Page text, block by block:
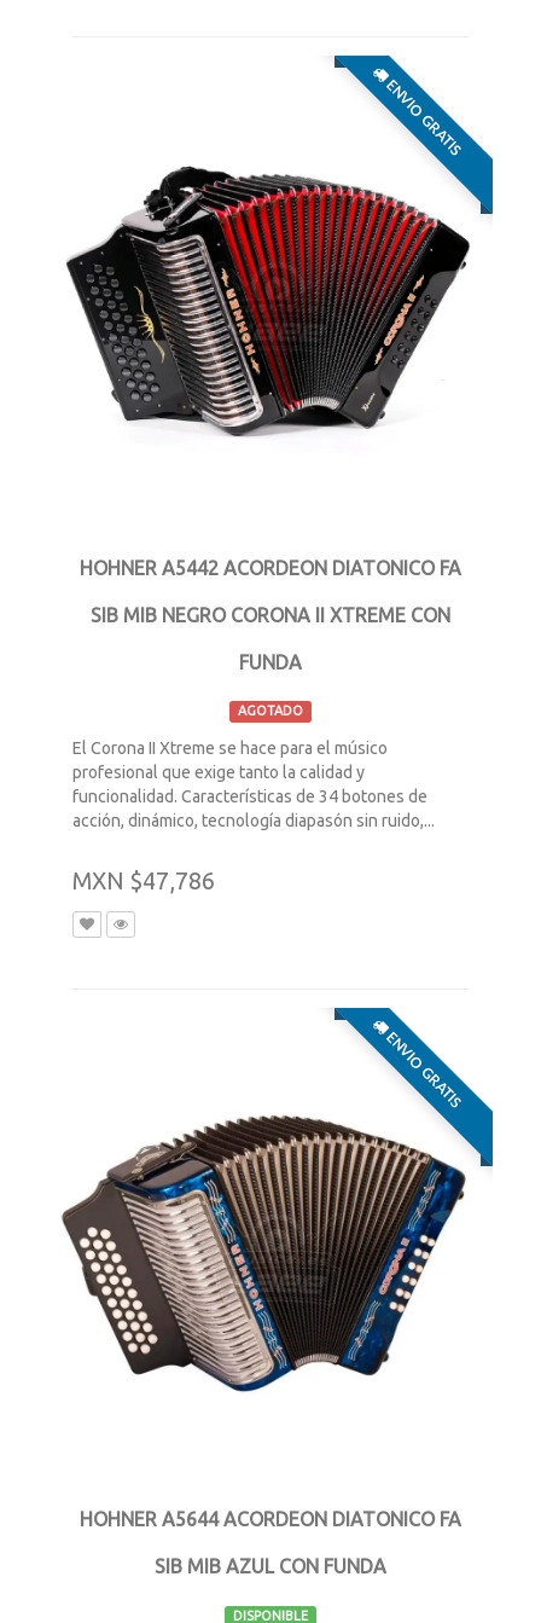
ENVIO GRATIS
HOHNER A5442 ACORDEON DIATONICO FA
SIB MIB NEGRO CORONA II XTREME CON
FUNDA
AGOTADO
El Corona II Xtreme se hace para el músico
profesional que exige tanto la calidad y
funcionalidad. Características de 34 botones de
acción, dinámico, tecnología diapasón sin ruido,...
MXN $47,786
ENVIO GRATIS
HOHNER A5644 ACORDEON DIATONICO FA
SIB MIB AZUL CON FUNDA
DISPONIBLE